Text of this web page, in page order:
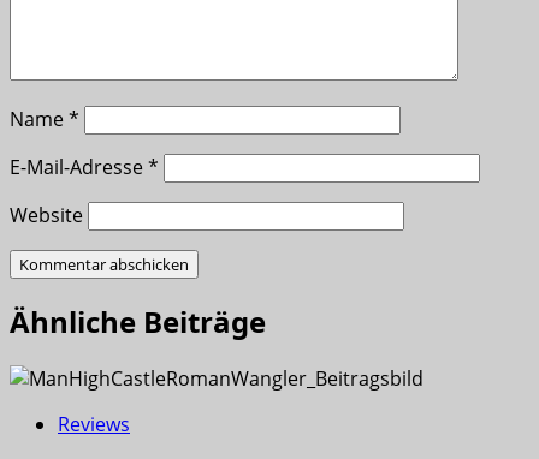
Name*
E-Mail-Adresse*
Website
Ähnliche Beiträge
Reviews